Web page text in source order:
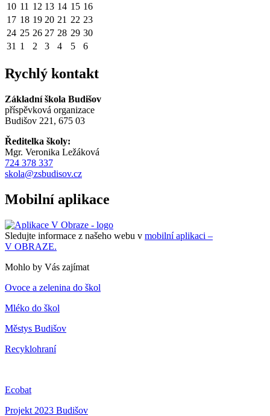
10 11 12 13 14 15 16
17 18 19 20 21 22 23
24 25 26 27 28 29 30
31 1 2 3 4 5 6
Rychlý kontakt
Základní škola Budišov
příspěvková organizace
Budišov 221, 675 03
Ředitelka školy:
Mgr. Veronika Ležáková
724 378 337
skola@zsbudisov.cz
Mobilní aplikace
Sledujte informace z našeho webu v mobilní aplikaci –
V OBRAZE.
Mohlo by Vás zajímat
Ovoce a zelenina do škol
Mléko do škol
Městys Budišov
Recyklohraní
Ecobat
Projekt 2023 Budišov